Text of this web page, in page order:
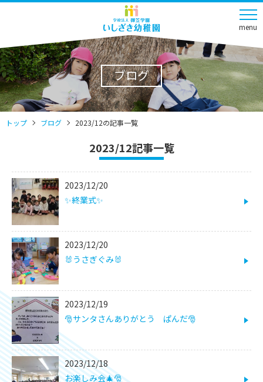
menu
ブログ
トップ ブログ 2023/12の記事一覧
2023/12記事一覧
2023/12/20
✨終業式✨
2023/12/20
🐰うさぎぐみ🐰
2023/12/19
🎅サンタさんありがとう ぱんだ🎅
2023/12/18
お楽しみ会🎄🎅